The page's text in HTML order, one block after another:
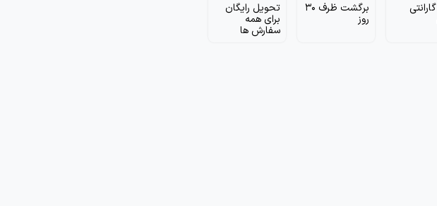
100% گارانتی برگشت ظرف 30
روز
تحویل رایگان
برای همه
سفارش ها